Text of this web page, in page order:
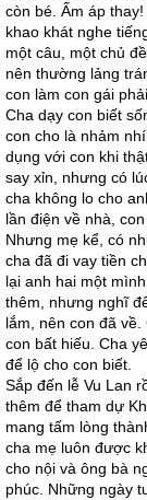
còn bé. Ấm áp
khao khát nghe
một câu, một chủ
nên thường lảng
con làm con gái
Cha dạy con biết
con cho là nhảm
dụng với con khi
say xỉn, nhưng có
cha không lo cho
lần điện về nhà,
Nhưng mẹ kể, có
cha đã đi vay tiền
lại anh hai một
thêm, nhưng nghĩ
lắm, nên con đã
con bất hiếu. Cha
để lộ cho con biết.
Sắp đến lễ Vu Lan
thêm để tham dự
mang tấm lòng
cha mẹ luôn được
cho nội và ông bà
phúc. Những ngày